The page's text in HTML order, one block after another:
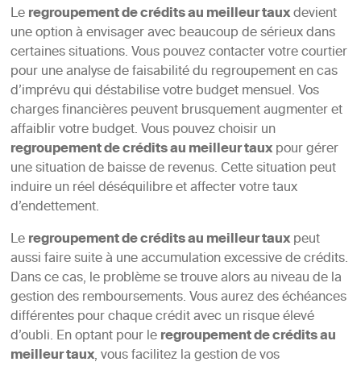
Leregroupement de crédits au meilleur tauxdevient
une option à envisager avec beaucoup de sérieux dans
certaines situations. Vous pouvez contacter votre courtier
pour une analyse de faisabilité du regroupement en cas
d’imprévu qui déstabilise votre budget mensuel. Vos
charges financières peuvent brusquement augmenter et
affaiblir votre budget. Vous pouvez choisir un
regroupement de crédits au meilleur tauxpour gérer
une situation de baisse de revenus. Cette situation peut
induire un réel déséquilibre et affecter votre taux
d’endettement.
Leregroupement de crédits au meilleur tauxpeut
aussi faire suite à une accumulation excessive de crédits.
Dans ce cas, le problème se trouve alors au niveau de la
gestion des remboursements. Vous aurez des échéances
différentes pour chaque crédit avec un risque élevé
d’oubli. En optant pour leregroupement de crédits au
meilleur taux, vous facilitez la gestion de vos